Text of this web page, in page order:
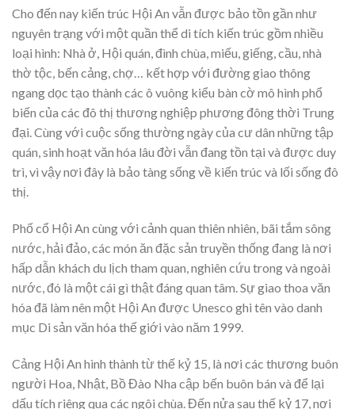
Cho đến nay kiến trúc Hội An vẫn được bảo tồn gần như
nguyên trạng với một quần thể di tích kiến trúc gồm nhiều
loại hình: Nhà ở, Hội quán, đình chùa, miếu, giếng, cầu, nhà
thờ tộc, bến cảng, chợ… kết hợp với đường giao thông
ngang dọc tạo thành các ô vuông kiểu bàn cờ mô hình phổ
biến của các đô thị thương nghiệp phương đông thời Trung
đại. Cùng với cuộc sống thường ngày của cư dân những tập
quán, sinh hoạt văn hóa lâu đời vẫn đang tồn tại và được duy
trì, vì vậy nơi đây là bảo tàng sống về kiến trúc và lối sống đô
thị.
Phố cổ Hội An cùng với cảnh quan thiên nhiên, bãi tắm sông
nước, hải đảo, các món ăn đặc sản truyền thống đang là nơi
hấp dẫn khách du lịch tham quan, nghiên cứu trong và ngoài
nước, đó là một cái gì thật đáng quan tâm. Sự giao thoa văn
hóa đã làm nên một Hội An được Unesco ghi tên vào danh
mục Di sản văn hóa thế giới vào năm 1999.
Cảng Hội An hình thành từ thế kỷ 15, là nơi các thương buôn
người Hoa, Nhật, Bồ Đào Nha cập bến buôn bán và để lại
dấu tích riêng qua các ngôi chùa. Đến nửa sau thế kỷ 17, nơi